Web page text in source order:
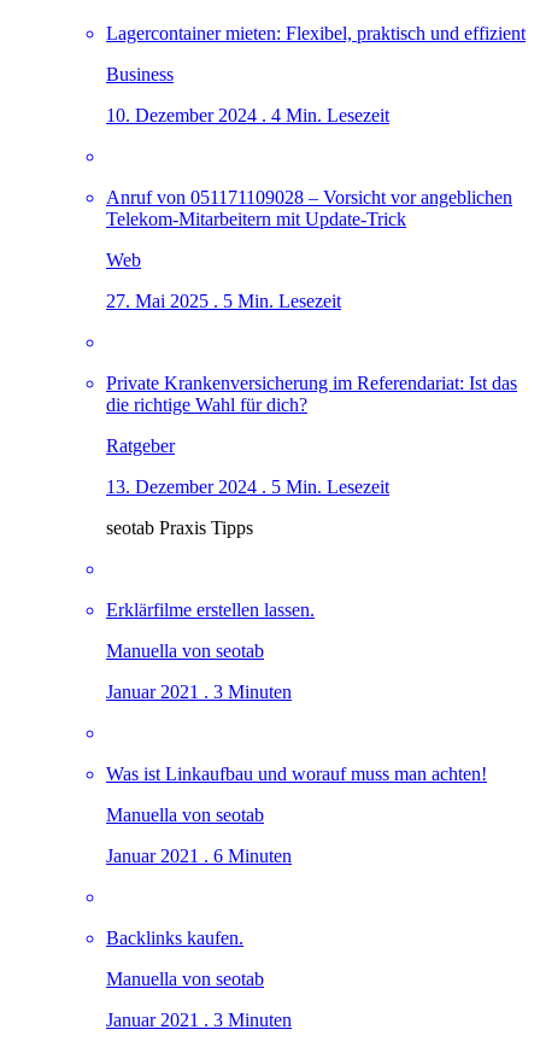
Lagercontainer mieten: Flexibel, praktisch und effizient
Business
10. Dezember 2024 . 4 Min. Lesezeit
Anruf von 051171109028 – Vorsicht vor angeblichen
Telekom-Mitarbeitern mit Update-Trick
Web
27. Mai 2025 . 5 Min. Lesezeit
Private Krankenversicherung im Referendariat: Ist das
die richtige Wahl für dich?
Ratgeber
13. Dezember 2024 . 5 Min. Lesezeit
seotab Praxis Tipps
Erklärfilme erstellen lassen.
Manuella von seotab
Januar 2021 . 3 Minuten
Was ist Linkaufbau und worauf muss man achten!
Manuella von seotab
Januar 2021 . 6 Minuten
Backlinks kaufen.
Manuella von seotab
Januar 2021 . 3 Minuten